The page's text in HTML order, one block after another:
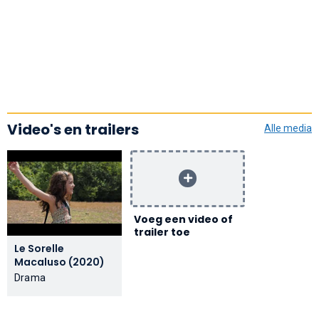
Video's en trailers Alle media
Le Sorelle
Macaluso (2020)
Drama
Voeg een video of
trailer toe